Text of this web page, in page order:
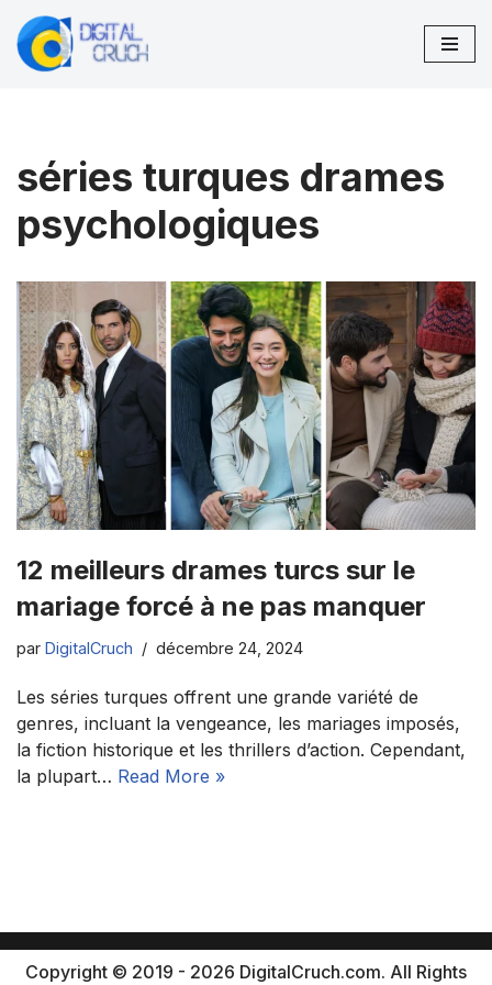
Aller
séries turques drames
psychologiques
12 meilleurs drames turcs sur le
mariage forcé à ne pas manquer
par DigitalCruch décembre 24, 2024
Les séries turques offrent une grande variété de
genres, incluant la vengeance, les mariages imposés,
la fiction historique et les thrillers d’action. Cependant,
la plupart… Read More »
Copyright © 2019 - 2026 DigitalCruch.com. All Rights